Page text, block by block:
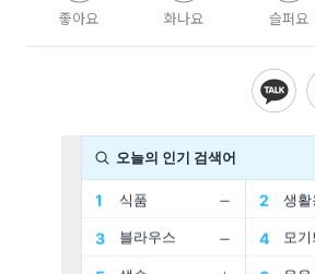
좋아요 화나요 슬퍼요